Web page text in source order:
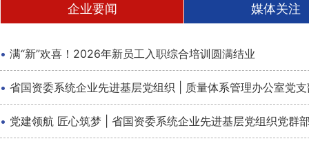
企业要闻 媒体关注
· 满“新”欢喜！2026年新员工入职综合培训圆满结业
· 省国资委系统企业先进基层党组织 | 质量体系管理办公室党
· 党建领航 匠心筑梦 | 省国资委系统企业先进基层党组织党群